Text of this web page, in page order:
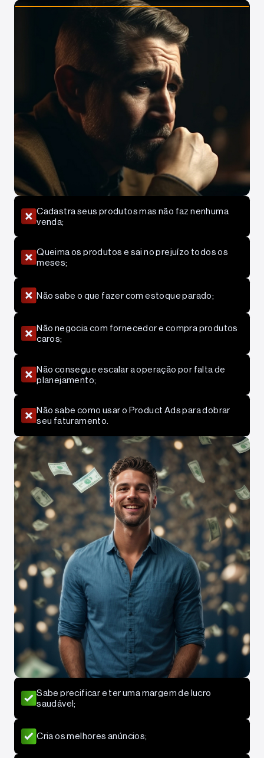
Cadastra seus produtos mas não faz nenhuma
venda;
Queima os produtos e sai no prejuízo todos os
meses;
Não sabe o que fazer com estoque parado;
Não negocia com fornecedor e compra produtos
caros;
Não consegue escalar a operação por falta de
planejamento;
Não sabe como usar o Product Ads para dobrar
seu faturamento.
Sabe precificar e ter uma margem de lucro
saudável;
Cria os melhores anúncios;